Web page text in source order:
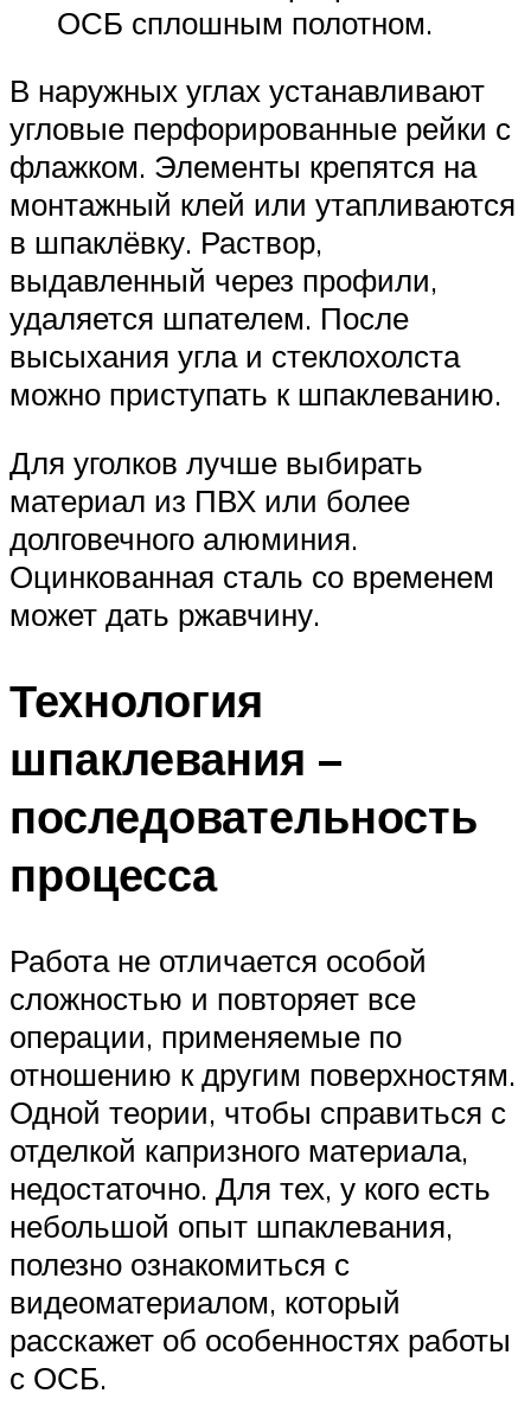
ОСБ сплошным полотном.
В наружных углах устанавливают
угловые перфорированные рейки с
флажком. Элементы крепятся на
монтажный клей или утапливаются
в шпаклёвку. Раствор,
выдавленный через профили,
удаляется шпателем. После
высыхания угла и стеклохолста
можно приступать к шпаклеванию.
Для уголков лучше выбирать
материал из ПВХ или более
долговечного алюминия.
Оцинкованная сталь со временем
может дать ржавчину.
Технология
шпаклевания –
последовательность
процесса
Работа не отличается особой
сложностью и повторяет все
операции, применяемые по
отношению к другим поверхностям.
Одной теории, чтобы справиться с
отделкой капризного материала,
недостаточно. Для тех, у кого есть
небольшой опыт шпаклевания,
полезно ознакомиться с
видеоматериалом, который
расскажет об особенностях работы
с ОСБ.